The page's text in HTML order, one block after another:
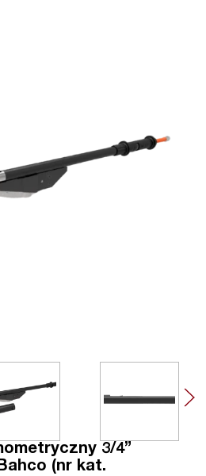
3/4”
(nr kat.